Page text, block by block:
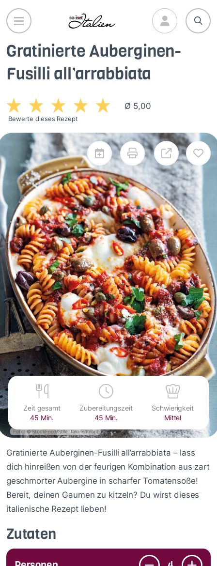
Direkt
zum
Inhalt
Gratinierte Auberginen-
Fusilli all’arrabbiata
Ø 5,00
Bewerte dieses Rezept
Foto: © StockFood/Stile Italia Edizioni
Zeit gesamt
45 Min.
Zubereitungszeit
45 Min.
Schwierigkeit
Mittel
Gratinierte Auberginen-Fusilli all’arrabbiata – lass
dich hinreißen von der feurigen Kombination aus zart
geschmorter Aubergine in scharfer Tomatensoße!
Bereit, deinen Gaumen zu kitzeln? Du wirst dieses
italienische Rezept lieben!
Zutaten